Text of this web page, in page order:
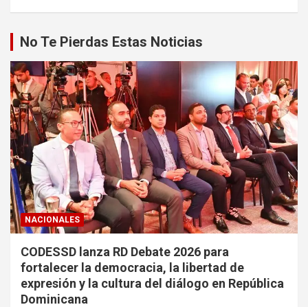
No Te Pierdas Estas Noticias
NACIONALES
CODESSD lanza RD Debate 2026 para
fortalecer la democracia, la libertad de
expresión y la cultura del diálogo en República
Dominicana